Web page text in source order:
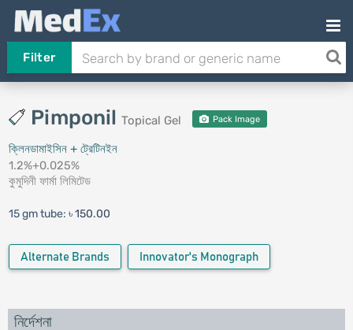
Filter
Pimponil Topical Gel Pack Image
ক্লিনডামাইসিন + ট্রেটিনইন
1.2%+0.025%
কুমুদিনী ফার্মা লিমিটেড
15 gm tube: ৳ 150.00
Alternate Brands Innovator's Monograph
নির্দেশনা